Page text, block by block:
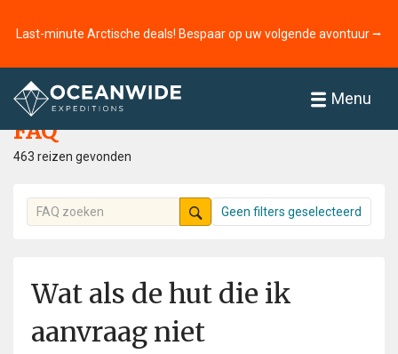
Last-minute Arctische deals! Bespaar op uw volgende avontuur ⭢
Menu
Home
FAQ
463 reizen gevonden
Geen filters geselecteerd
Wat als de hut die ik
aanvraag niet